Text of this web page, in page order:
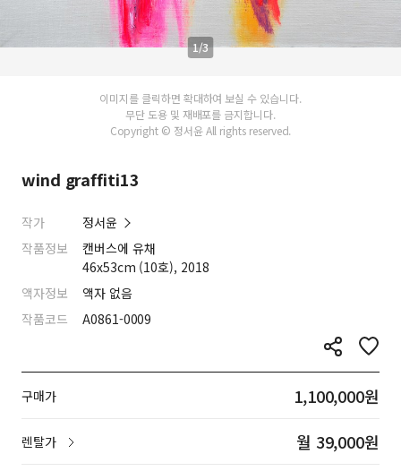
1/3
이미지를 클릭하면 확대하여 보실 수 있습니다.
무단 도용 및 재배포를 금지합니다.
Copyright © 정서윤 All rights reserved.
wind graffiti13
작가
정서윤
작품정보
캔버스에 유채
46x53cm (10호), 2018
액자정보
액자 없음
작품코드
A0861-0009
구매가 1,100,000원
렌탈가 월 39,000원